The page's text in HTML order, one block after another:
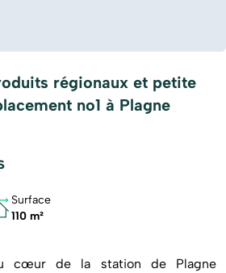
régionaux et petite
no1 à Plagne
Surface
110 m²
cœur de la station de Plagne